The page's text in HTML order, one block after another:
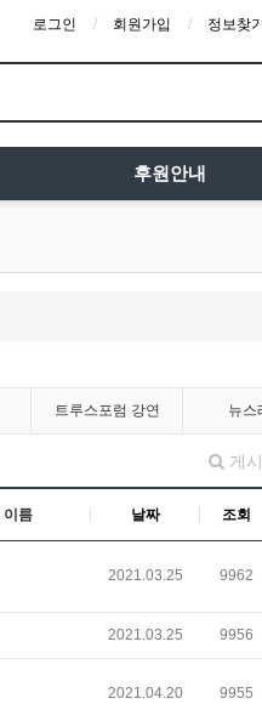
로그인 회원가입 정보찾기
후원안내
트루스포럼 강연 뉴스
게
이름 날짜 조회
2021.03.25 9962
2021.03.25 9956
2021.04.20 9955